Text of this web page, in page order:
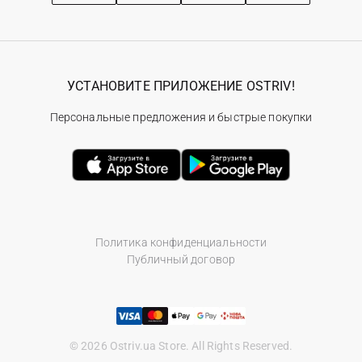
Политика конфиденциальности
Публичный договор
© 2026 Ostriv.ua Store. All Rights Reserved.
УСТАНОВИТЕ ПРИЛОЖЕНИЕ OSTRIV!
Персональные предложения и быстрые покупки